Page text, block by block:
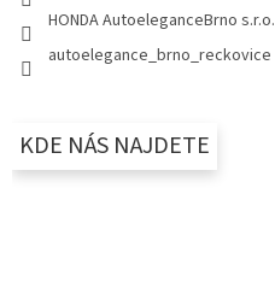
HONDA AutoeleganceBrno s.r.o.
autoelegance_brno_reckovice
KDE NÁS NAJDETE